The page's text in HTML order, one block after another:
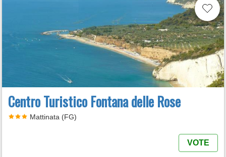
Centro Turistico Fontana delle Rose
Mattinata (FG)
VOTE